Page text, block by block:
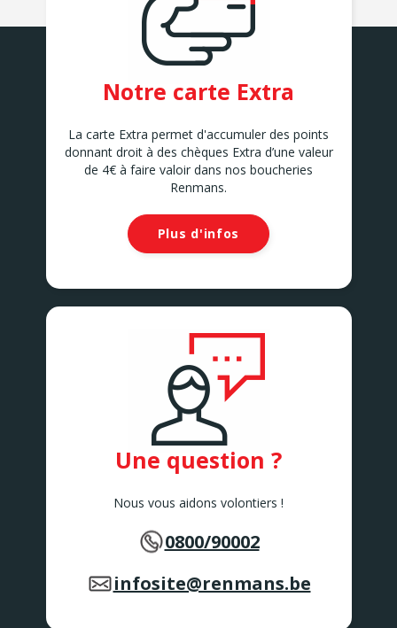
Notre carte Extra
La carte Extra permet d'accumuler des points
donnant droit à des chèques Extra d’une valeur
de 4€ à faire valoir dans nos boucheries
Renmans.
Plus d'infos
Une question ?
Nous vous aidons volontiers !
0800/90002
infosite@renmans.be